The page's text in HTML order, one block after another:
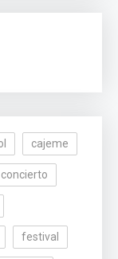
cajeme
concierto
festival